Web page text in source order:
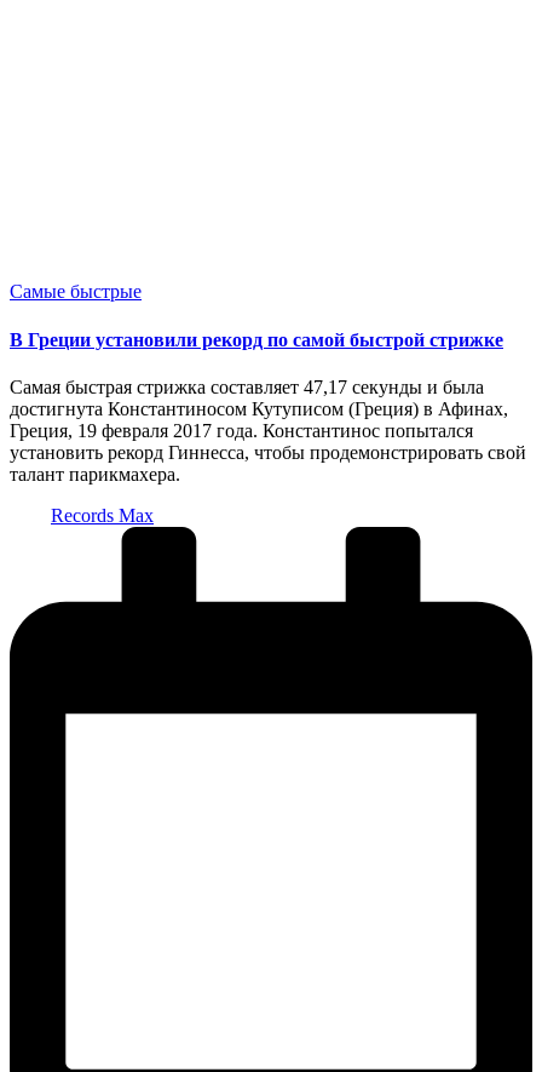
Опубликовано
Самые быстрые
В Греции установили рекорд по самой быстрой стрижке
Самая быстрая стрижка составляет 47,17 секунды и была
достигнута Константиносом Кутуписом (Греция) в Афинах,
Греция, 19 февраля 2017 года. Константинос попытался
установить рекорд Гиннесса, чтобы продемонстрировать свой
талант парикмахера.
Records Max